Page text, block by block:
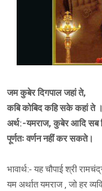
जम कुबेर दिगपाल जहां ते,
कबि कोबिद कहि सके कहां ते
अर्थ:-यमराज, कुबेर आदि सब
पूर्णतः वर्णन नहीं कर सकते।
भावार्थ:- यह चौपाई श्री
यम अर्थात यमराज , जो हर